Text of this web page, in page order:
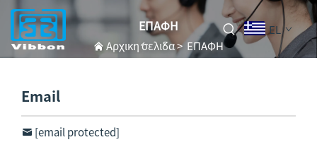
EL
ΕΠΑΦΗ
Αρχική σελίδα>ΕΠΑΦΗ
Email
[email protected]